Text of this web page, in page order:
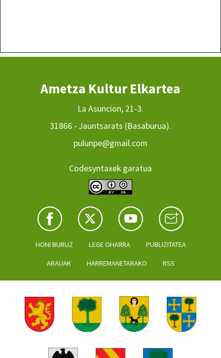
Ametza Kultur Elkartea
La Asuncion, 21-3.
31866 - Jauntsarats (Basaburua).
pulunpe@gmail.com
Codesyntaxek garatua
HONI BURUZ LEGE OHARRA PUBLIZITATEA
ARAUAK HARREMANETARAKO RSS